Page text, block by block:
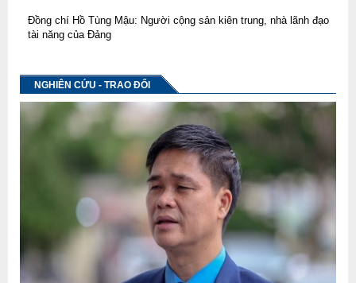
Đồng chí Hồ Tùng Mậu: Người cộng sản kiên trung, nhà lãnh đạo
tài năng của Đảng
NGHIÊN CỨU - TRAO ĐỔI